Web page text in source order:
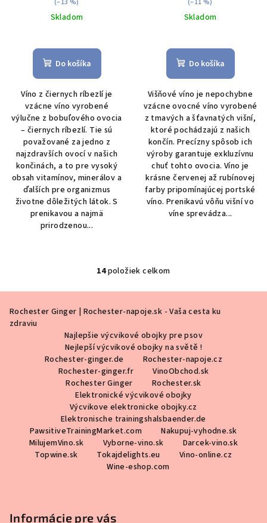
Skladom
Do košíka
Víno z čiernych ríbezlí je
vzácne víno vyrobené
výlučne z bobuľového ovocia
– čiernych ríbezlí. Tie sú
považované za jedno z
najzdravších ovocí v našich
končinách, a to pre vysoký
obsah vitamínov, minerálov a
ďalších pre organizmus
životne dôležitých látok. S
prenikavou a najmä
prirodzenou...
Skladom
Do košíka
Višňové víno je nepochybne
vzácne ovocné víno vyrobené
z tmavých a šťavnatých višní,
ktoré pochádzajú z našich
končín. Precízny spôsob ich
výroby garantuje exkluzívnu
chuť tohto ovocia. Víno je
krásne červenej až rubínovej
farby pripomínajúcej portské
víno. Prenikavú vôňu višní vo
víne sprevádza...
O
v
á
d
a
i
p
r
v
k
y
v
14položiek celkom
Rochester Ginger | Rochester-napoje.sk - Vaša cesta ku
zdraviu
Najlepšie výcvikové obojky pre psov
Nejlepší výcvikové obojky na světě !
Rochester-ginger.de
Rochester-napoje.cz
Rochester-ginger.fr
VinoObchod.sk
Rochester Ginger
Rochester.sk
Elektronické výcvikové obojky
Výcvikove elektronicke obojky.cz
Elektronische trainingshalsbaender.de
PawsitiveTrainingMarket.com
Nakupuj-vyhodne.sk
MilujemVino.sk
Vyborne-vino.sk
Darcek-vino.sk
Topwine.sk
Tokajdelights.eu
Vino-online.cz
Wine-eshop.com
Informácie pre vás